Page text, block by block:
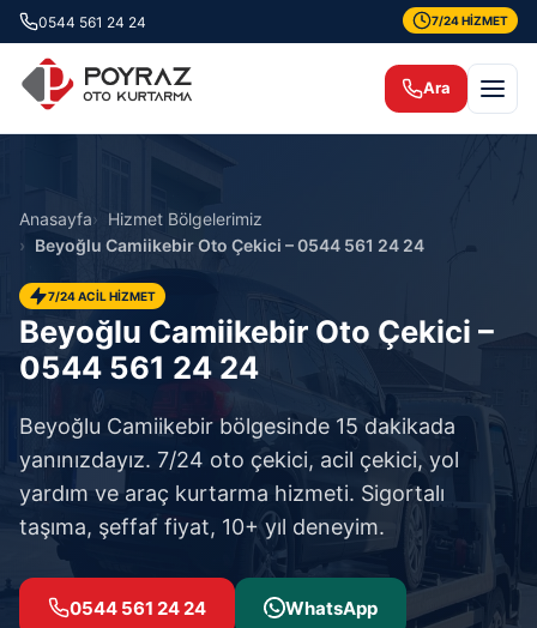
0544 561 24 24 7/24 HİZMET
Ara
Anasayfa
Hizmet Bölgelerimiz
Beyoğlu Camiikebir Oto Çekici – 0544 561 24 24
7/24 ACİL HİZMET
Beyoğlu Camiikebir Oto Çekici –
0544 561 24 24
Beyoğlu Camiikebir bölgesinde 15 dakikada
yanınızdayız. 7/24 oto çekici, acil çekici, yol
yardım ve araç kurtarma hizmeti. Sigortalı
taşıma, şeffaf fiyat, 10+ yıl deneyim.
0544 561 24 24 WhatsApp